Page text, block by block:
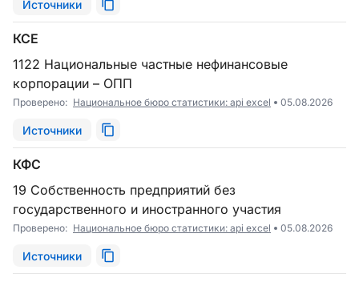
Источники
КСЕ
1122 Национальные частные нефинансовые
корпорации – ОПП
Проверено: Национальное бюро статистики: api excel 05.08.2026
Источники
КФС
19 Собственность предприятий без
государственного и иностранного участия
Проверено: Национальное бюро статистики: api excel 05.08.2026
Источники